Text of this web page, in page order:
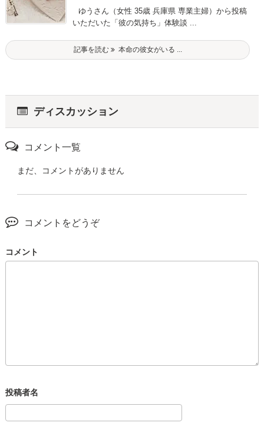
ゆうさん（女性 35歳 兵庫県 専業主婦）から投稿
いただいた「彼の気持ち」体験談 ...
記事を読む 本命の彼女がいる ...
ディスカッション
コメント一覧
まだ、コメントがありません
コメントをどうぞ
コメント